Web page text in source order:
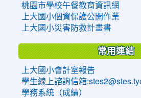
桃園市學校午餐教育資訊網
上大國小個資保護公開作業
上大國小災害防救計畫書
常用連結
上大國小會計室報告
學生線上諮詢信箱
學務系統（成績）